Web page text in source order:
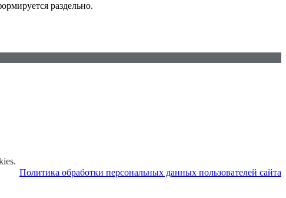
раздельно.
Политика обработки персональных данных пользователей сайта